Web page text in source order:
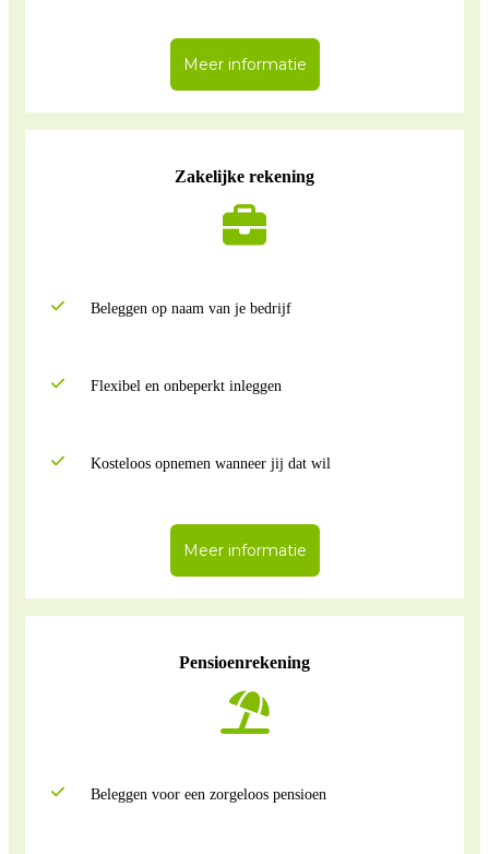
Meer informatie
Zakelijke rekening
Beleggen op naam van je bedrijf
Flexibel en onbeperkt inleggen
Kosteloos opnemen wanneer jij dat wil
Meer informatie
Pensioenrekening
Beleggen voor een zorgeloos pensioen